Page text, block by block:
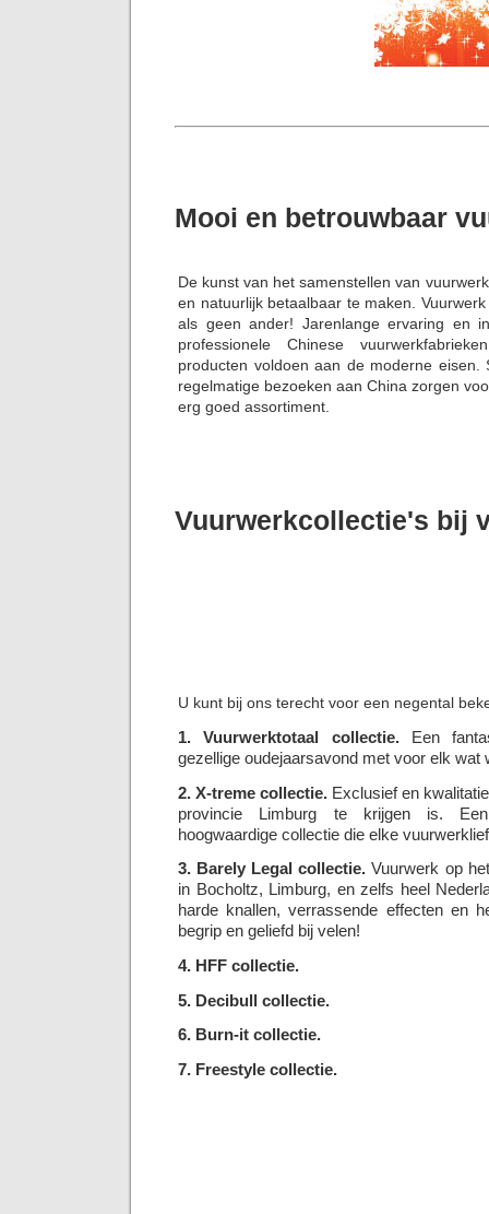
Mooi en betrouwbaar
De kunst van het samenstellen van
en natuurlijk betaalbaar te maken.
als geen ander! Jarenlange ervaring en
professionele Chinese
producten voldoen aan de moderne eisen.
regelmatige bezoeken aan China zorgen
erg goed assortiment.
Vuurwerkcollectie's bij
U kunt bij ons terecht voor een negental
1. Vuurwerktotaal collectie.Een
gezellige oudejaarsavond met voor elk wat
2. X-treme collectie. Exclusief en
provincie Limburg te krijgen is.
hoogwaardige collectie die elke
3. Barely Legal collectie. Vuurwerk op
in Bocholtz, Limburg, en zelfs heel
harde knallen, verrassende effecten en
begrip en geliefd bij velen!
4. HFF collectie.
5. Decibull collectie.
6. Burn-it collectie.
7. Freestyle collectie.